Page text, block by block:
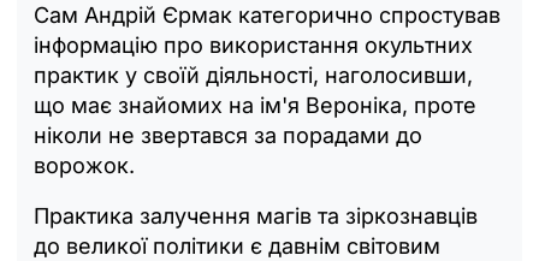
Сам Андрій Єрмак категорично спростував
інформацію про використання окультних
практик у своїй діяльності, наголосивши,
що має знайомих на ім'я Вероніка, проте
ніколи не звертався за порадами до
ворожок.
Практика залучення магів та зіркознавців
до великої політики є давнім світовим